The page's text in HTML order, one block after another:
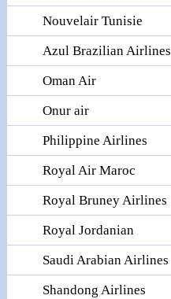
Nouvelair Tunisie
Azul Brazilian Airlines
Oman Air
Onur air
Philippine Airlines
Royal Air Maroc
Royal Bruney Airlines
Royal Jordanian
Saudi Arabian Airlines
Shandong Airlines